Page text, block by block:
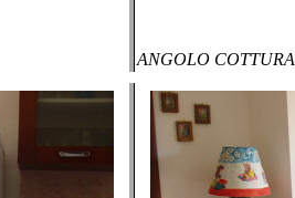
ANGOLO COTTURA